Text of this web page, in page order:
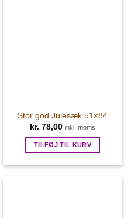
Stor god Julesæk 51×84
kr. 78,00 inkl. moms
TILFØJ TIL KURV